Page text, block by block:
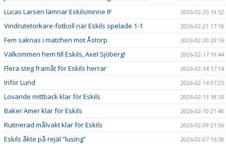
Lucas Larsen lämnar Eskilsminne IF 2026-02-25 19:52
Vindrutetorkare-fotboll när Eskils spelade 1-1 2026-02-21 17:18
Fem saknas i matchen mot Åstorp 2026-02-20 20:16
Välkommen hem till Eskils, Axel Sjöberg! 2026-02-17 19:44
Flera steg framåt för Eskils herrar 2026-02-14 17:14
Inför Lund 2026-02-14 07:25
Lovande mittback klar för Eskils 2026-02-13 18:53
Baker Amer klar för Eskils 2026-02-10 21:40
Rutinerad målvakt klar för Eskils 2026-02-09 21:56
Eskils åkte på rejäl ”lusing” 2026-02-07 16:38